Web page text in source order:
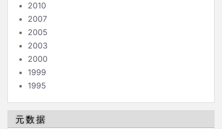
2010
2007
2005
2003
2000
1999
1995
元数据